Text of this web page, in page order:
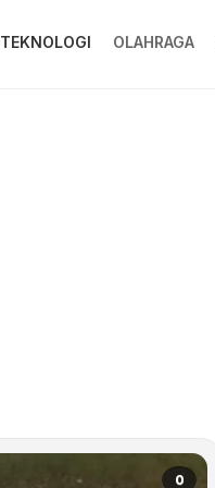
TEKNOLOGI OLAHRAGA
0